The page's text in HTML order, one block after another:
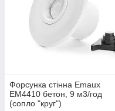
Форсунка стінна Emaux
EM4410 бетон, 9 м3/год
(сопло "круг")